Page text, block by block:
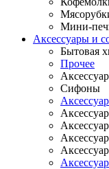
Мини-
Аксессуары и
Бытовая
Прочее
Сифоны